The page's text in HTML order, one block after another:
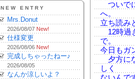
NEW ENTRY
Mrs.Donut
2026/08/07 New!
仕様変更
2026/08/06 New!
完成しちゃったねー♪
2026/08/05
なんか涼しいよ？
ついで
へ。
立ち読み
12時過
で。
今日もガ
夕方に
しく